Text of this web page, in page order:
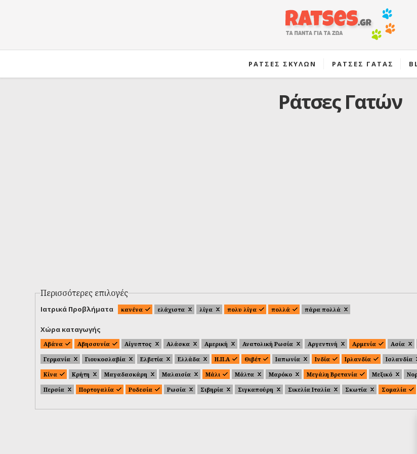
ΡΑΤΣΕΣ ΣΚΥΛΩΝ ΡΑΤΣΕΣ ΓΑΤΑΣ
Ράτσες Γατών
Περισσότερες επιλογές
Ιατρικά Προβλήματα κανένα ελάχιστα λίγα πολυ λίγα πολλά πάρα πολλά
Χώρα καταγωγής
Αβάνα Αβησσυνία Αίγυπτος Αλάσκα Αμερική Ανατολική Ρωσία Αργεντινή Αρμενία Ασία
Γερμανία
Γιουκοσλαβία Ελβετία Ελλάδα Η.Π.Α Θιβέτ Ιαπωνία Ινδία Ιρλανδία Ισλανδία
Κίνα
Κρήτη Μαγαδασκάρη Μαλαισία Μάλι Μάλτα Μαρόκο Μεγάλη Βρετανία Μεξικό
Περσία
Πορτογαλία Ροδεσία Ρωσία Σιβηρία Σιγκαπούρη Σικελία Ιταλία Σκωτία Σομαλία